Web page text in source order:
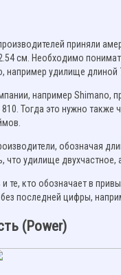
приняли
см. Необходимо
например удилище длиной
например Shimano,
Тогда это нужно также
обозначая
что удилище двухчастное,
и те, кто обозначает в
последней цифры,
(Power)